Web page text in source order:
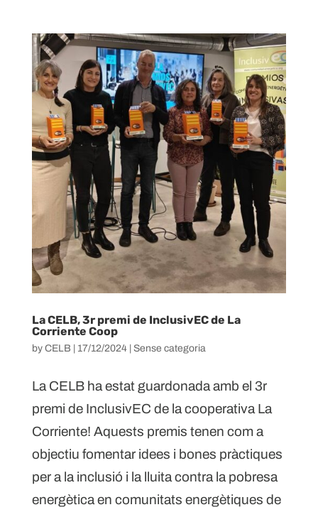
La CELB, 3r premi de InclusivEC de La
Corriente Coop
by CELB 17/12/2024| Sense categoria
La CELB ha estat guardonada amb el 3r
premi de InclusivEC de la cooperativa La
Corriente! Aquests premis tenen com a
objectiu fomentar idees i bones pràctiques
per a la inclusió i la lluita contra la pobresa
energètica en comunitats energètiques de